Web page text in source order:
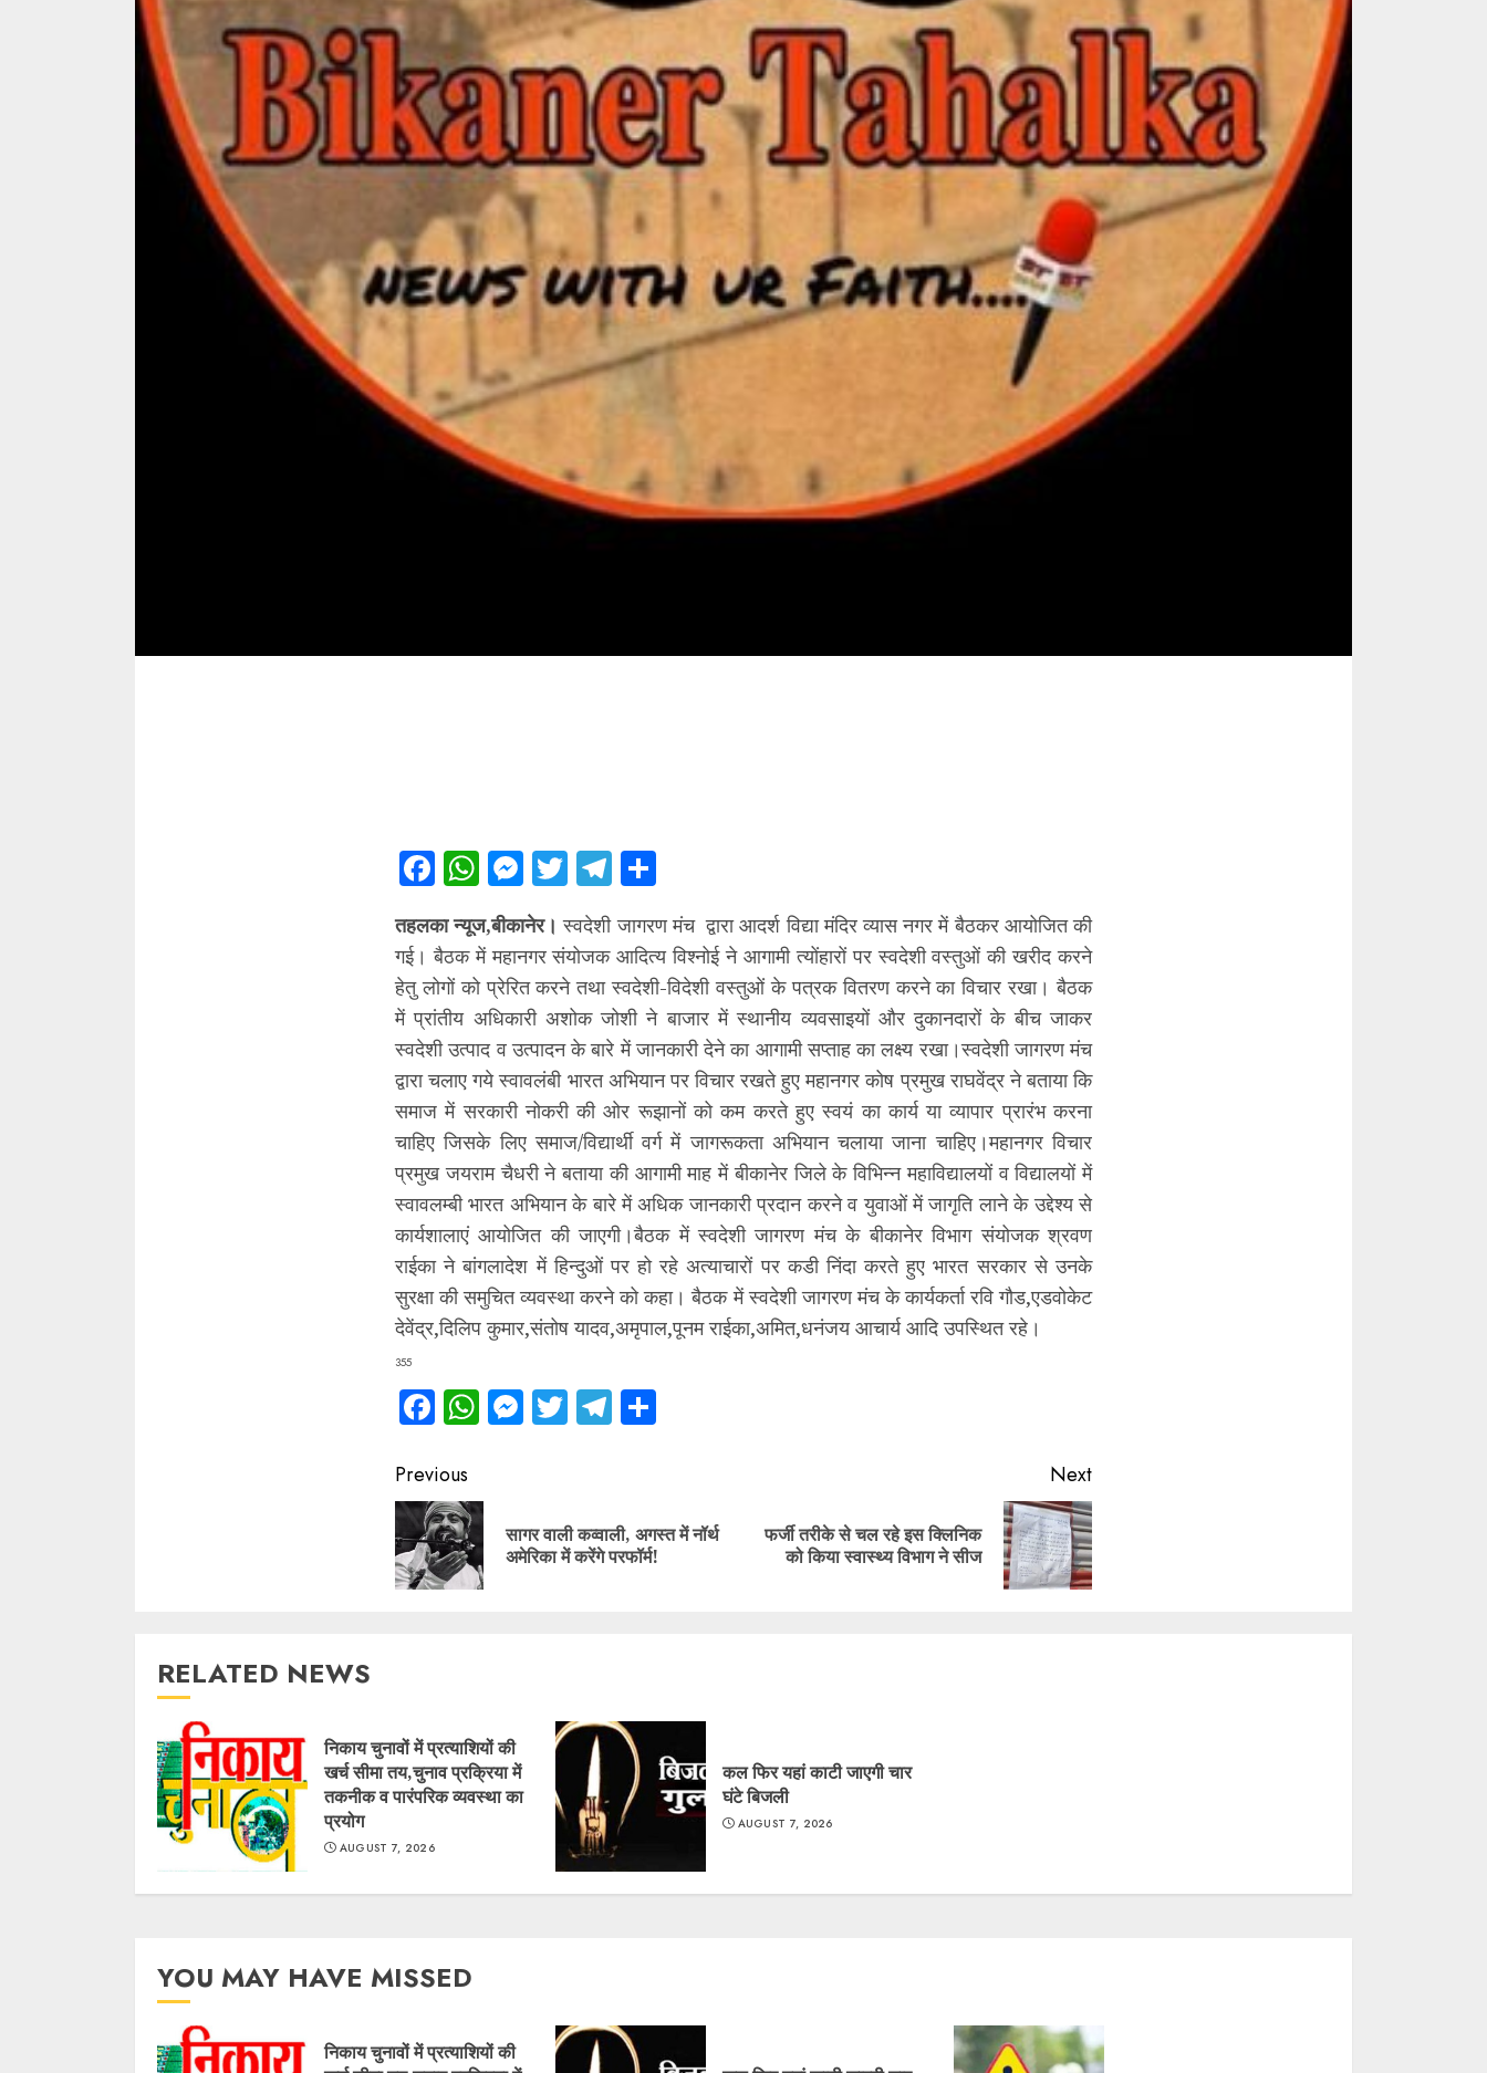
Facebook
WhatsApp
Messenger
TwitterTelegram
तहलका न्यूज,बीकानेर। स्वदेशी जागरण मंच द्वारा आदर्श विद्या मंदिर व्यास नगर में बैठकर आयोजित की
गई। बैठक में महानगर संयोजक आदित्य विश्नोई ने आगामी त्योंहारों पर स्वदेशी वस्तुओं की खरीद करने
हेतु लोगों को प्रेरित करने तथा स्वदेशी-विदेशी वस्तुओं के पत्रक वितरण करने का विचार रखा। बैठक
में प्रांतीय अधिकारी अशोक जोशी ने बाजार में स्थानीय व्यवसाइयों और दुकानदारों के बीच जाकर
स्वदेशी उत्पाद व उत्पादन के बारे में जानकारी देने का आगामी सप्ताह का लक्ष्य रखा।स्वदेशी जागरण मंच
द्वारा चलाए गये स्वावलंबी भारत अभियान पर विचार रखते हुए महानगर कोष प्रमुख राघवेंद्र ने बताया कि
समाज में सरकारी नोकरी की ओर रूझानों को कम करते हुए स्वयं का कार्य या व्यापार प्रारंभ करना
चाहिए जिसके लिए समाज/विद्यार्थी वर्ग में जागरूकता अभियान चलाया जाना चाहिए।महानगर विचार
प्रमुख जयराम चैधरी ने बताया की आगामी माह में बीकानेर जिले के विभिन्न महाविद्यालयों व विद्यालयों में
स्वावलम्बी भारत अभियान के बारे में अधिक जानकारी प्रदान करने व युवाओं में जागृति लाने के उद्देश्य से
कार्यशालाएं आयोजित की जाएगी।बैठक में स्वदेशी जागरण मंच के बीकानेर विभाग संयोजक श्रवण
राईका ने बांगलादेश में हिन्दुओं पर हो रहे अत्याचारों पर कडी निंदा करते हुए भारत सरकार से उनके
सुरक्षा की समुचित व्यवस्था करने को कहा। बैठक में स्वदेशी जागरण मंच के कार्यकर्ता रवि गौड,एडवोकेट
देवेंद्र,दिलिप कुमार,संतोष यादव,अमृपाल,पूनम राईका,अमित,धनंजय आचार्य आदि उपस्थित रहे।
355
Facebook
WhatsApp
Messenger
TwitterTelegram
Continue
Reading
Previous
Previous
post:
सागर वाली कव्वाली, अगस्त में नॉर्थ
अमेरिका में करेंगे परफॉर्म!
Next
Next
post:
फर्जी तरीके से चल रहे इस क्लिनिक
को किया स्वास्थ्य विभाग ने सीज
RELATED NEWS
निकाय चुनावों में प्रत्याशियों की
खर्च सीमा तय,चुनाव प्रक्रिया में
तकनीक व पारंपरिक व्यवस्था का
प्रयोग
AUGUST 7, 2026
कल फिर यहां काटी जाएगी चार
घंटे बिजली
AUGUST 7, 2026
YOU MAY HAVE MISSED
निकाय चुनावों में प्रत्याशियों की